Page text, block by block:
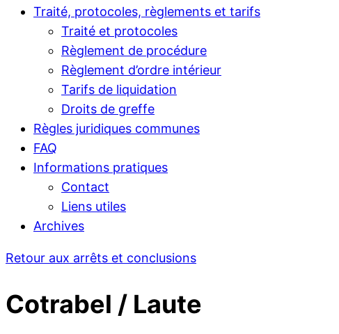
Traité, protocoles, règlements et tarifs
Traité et protocoles
Règlement de procédure
Règlement d’ordre intérieur
Tarifs de liquidation
Droits de greffe
Règles juridiques communes
FAQ
Informations pratiques
Contact
Liens utiles
Archives
Retour aux arrêts et conclusions
Cotrabel / Laute